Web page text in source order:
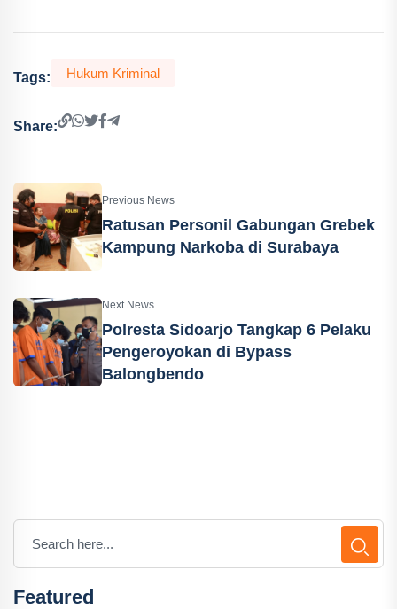
Tags: Hukum Kriminal
Share:
Previous News
Ratusan Personil Gabungan Grebek
Kampung Narkoba di Surabaya
Next News
Polresta Sidoarjo Tangkap 6 Pelaku
Pengeroyokan di Bypass
Balongbendo
Featured